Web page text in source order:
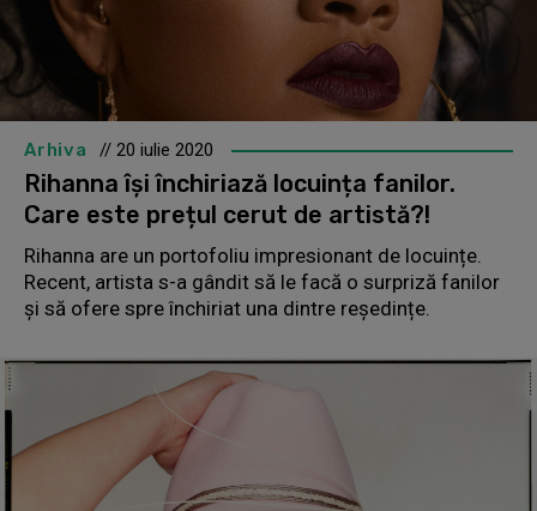
Arhiva // 20 iulie 2020
Rihanna își închiriază locuința fanilor.
Care este prețul cerut de artistă?!
Rihanna are un portofoliu impresionant de locuințe.
Recent, artista s-a gândit să le facă o surpriză fanilor
și să ofere spre închiriat una dintre reședințe.